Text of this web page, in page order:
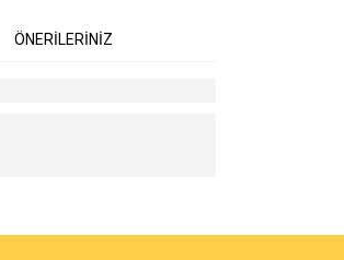
ÖNERİLERİNİZ